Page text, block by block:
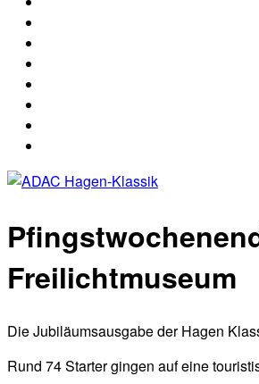
40.
Hagen-
Klassik
Freilichtmuseum
Die Jubiläumsausgabe der Hagen
Rund 74 Starter gingen auf eine